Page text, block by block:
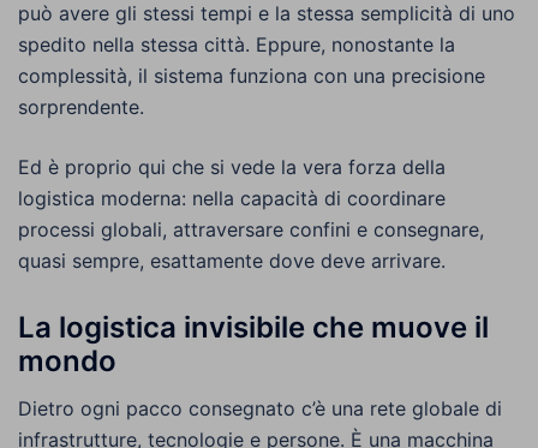
può avere gli stessi tempi e la stessa semplicità di uno
spedito nella stessa città. Eppure, nonostante la
complessità, il sistema funziona con una precisione
sorprendente.
Ed è proprio qui che si vede la vera forza della
logistica moderna: nella capacità di coordinare
processi globali, attraversare confini e consegnare,
quasi sempre, esattamente dove deve arrivare.
La logistica invisibile che muove il
mondo
Dietro ogni pacco consegnato c’è una rete globale di
infrastrutture, tecnologie e persone. È una macchina